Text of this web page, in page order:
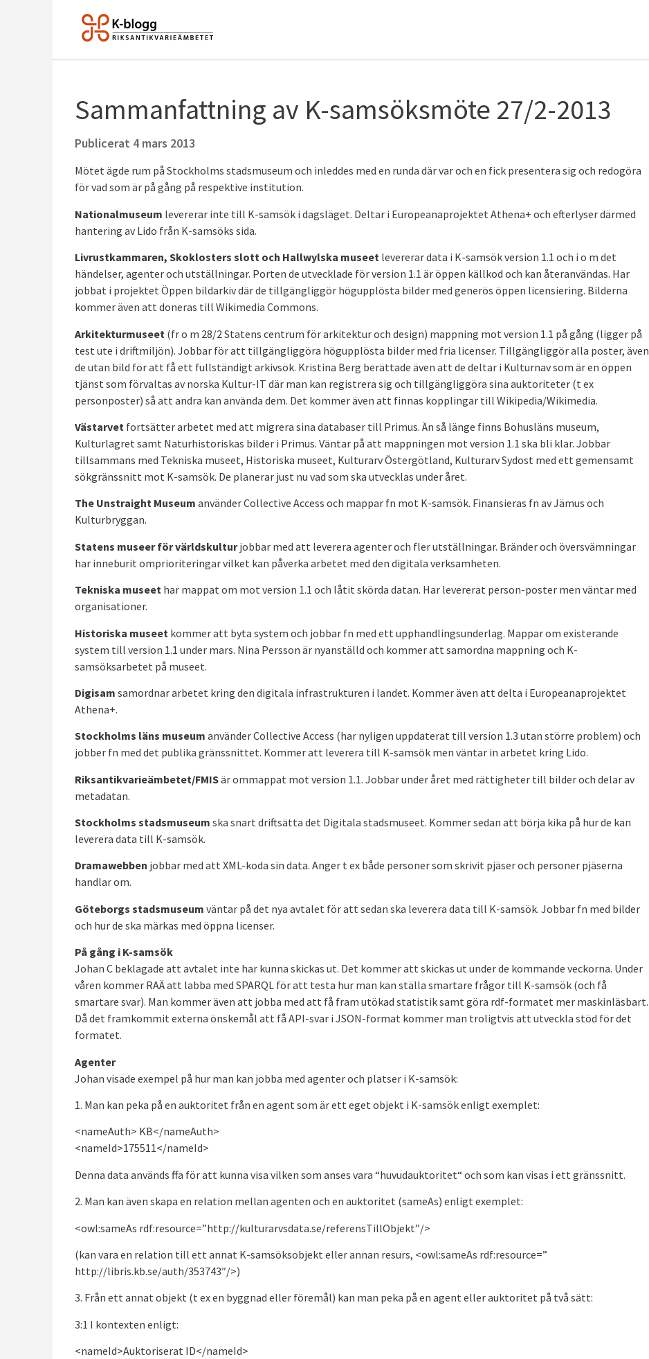
Sammanfattning av K-samsöksmöte 27/2-2013
Publicerat 4 mars 2013
Mötet ägde rum på Stockholms stadsmuseum och inleddes med en runda där var och en fick presentera sig och redogöra
för vad som är på gång på respektive institution.
Nationalmuseum levererar inte till K-samsök i dagsläget. Deltar i Europeanaprojektet Athena+ och efterlyser därmed
hantering av Lido från K-samsöks sida.
Livrustkammaren, Skoklosters slott och Hallwylska museet levererar data i K-samsök version 1.1 och i o m det
händelser, agenter och utställningar. Porten de utvecklade för version 1.1 är öppen källkod och kan återanvändas. Har
jobbat i projektet Öppen bildarkiv där de tillgängliggör högupplösta bilder med generös öppen licensiering. Bilderna
kommer även att doneras till Wikimedia Commons.
Arkitekturmuseet (fr o m 28/2 Statens centrum för arkitektur och design) mappning mot version 1.1 på gång (ligger på
test ute i driftmiljön). Jobbar för att tillgängliggöra högupplösta bilder med fria licenser. Tillgängliggör alla poster, även
de utan bild för att få ett fullständigt arkivsök. Kristina Berg berättade även att de deltar i Kulturnav som är en öppen
tjänst som förvaltas av norska Kultur-IT där man kan registrera sig och tillgängliggöra sina auktoriteter (t ex
personposter) så att andra kan använda dem. Det kommer även att finnas kopplingar till Wikipedia/Wikimedia.
Västarvet fortsätter arbetet med att migrera sina databaser till Primus. Än så länge finns Bohusläns museum,
Kulturlagret samt Naturhistoriskas bilder i Primus. Väntar på att mappningen mot version 1.1 ska bli klar. Jobbar
tillsammans med Tekniska museet, Historiska museet, Kulturarv Östergötland, Kulturarv Sydost med ett gemensamt
sökgränssnitt mot K-samsök. De planerar just nu vad som ska utvecklas under året.
The Unstraight Museum använder Collective Access och mappar fn mot K-samsök. Finansieras fn av Jämus och
Kulturbryggan.
Statens museer för världskulturjobbar med att leverera agenter och fler utställningar. Bränder och översvämningar
har inneburit omprioriteringar vilket kan påverka arbetet med den digitala verksamheten.
Tekniska museet har mappat om mot version 1.1 och låtit skörda datan. Har levererat person-poster men väntar med
organisationer.
Historiska museet kommer att byta system och jobbar fn med ett upphandlingsunderlag. Mappar om existerande
system till version 1.1 under mars. Nina Persson är nyanställd och kommer att samordna mappning och K-
samsöksarbetet på museet.
Digisam samordnar arbetet kring den digitala infrastrukturen i landet. Kommer även att delta i Europeanaprojektet
Athena+.
Stockholms läns museum använder Collective Access (har nyligen uppdaterat till version 1.3 utan större problem) och
jobber fn med det publika gränssnittet. Kommer att leverera till K-samsök men väntar in arbetet kring Lido.
Riksantikvarieämbetet/FMISär ommappat mot version 1.1. Jobbar under året med rättigheter till bilder och delar av
metadatan.
Stockholms stadsmuseum ska snart driftsätta det Digitala stadsmuseet. Kommer sedan att börja kika på hur de kan
leverera data till K-samsök.
Dramawebben jobbar med att XML-koda sin data. Anger t ex både personer som skrivit pjäser och personer pjäserna
handlar om.
Göteborgs stadsmuseum väntar på det nya avtalet för att sedan ska leverera data till K-samsök. Jobbar fn med bilder
och hur de ska märkas med öppna licenser.
På gång i K-samsök
Johan C beklagade att avtalet inte har kunna skickas ut. Det kommer att skickas ut under de kommande veckorna. Under
våren kommer RAÄ att labba med SPARQL för att testa hur man kan ställa smartare frågor till K-samsök (och få
smartare svar). Man kommer även att jobba med att få fram utökad statistik samt göra rdf-formatet mer maskinläsbart.
Då det framkommit externa önskemål att få API-svar i JSON-format kommer man troligtvis att utveckla stöd för det
formatet.
Agenter
Johan visade exempel på hur man kan jobba med agenter och platser i K-samsök:
1. Man kan peka på en auktoritet från en agent som är ett eget objekt i K-samsök enligt exemplet:
<nameAuth> KB</nameAuth>
<nameId>175511</nameId>
Denna data används ffa för att kunna visa vilken som anses vara “huvudauktoritet“ och som kan visas i ett gränssnitt.
2. Man kan även skapa en relation mellan agenten och en auktoritet (sameAs) enligt exemplet:
<owl:sameAs rdf:resource=”http://kulturarvsdata.se/referensTillObjekt”/>
(kan vara en relation till ett annat K-samsöksobjekt eller annan resurs, <owl:sameAs rdf:resource=”
http://libris.kb.se/auth/353743″/>)
3. Från ett annat objekt (t ex en byggnad eller föremål) kan man peka på en agent eller auktoritet på två sätt:
3:1 I kontexten enligt:
<nameId>Auktoriserat ID</nameId>